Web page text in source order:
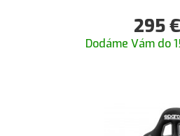
295€
Dodáme Vám do